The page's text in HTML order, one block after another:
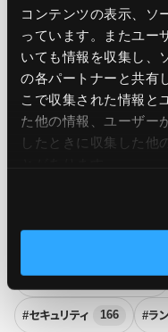
コンテンツの表示、ソ
っています。またユー
いても情報を収集し、
の各パートナーと共有
こで収集された情報と
た他の情報、ユーザー
したときに収集した他
#FinOps 3 #SRE 32
#オブザーバビリティ 6
#サーバー監視 27 #サ
#システム監視 38 #シ
#クラウドセキュリティ 20
#セキュリティ 166 #ラ